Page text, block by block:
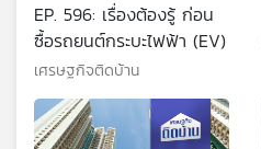
EP. 596: เรื่องต้องรู้ ก่อน
ซื้อรถยนต์กระบะไฟฟ้า (EV)
เศรษฐกิจติดบ้าน